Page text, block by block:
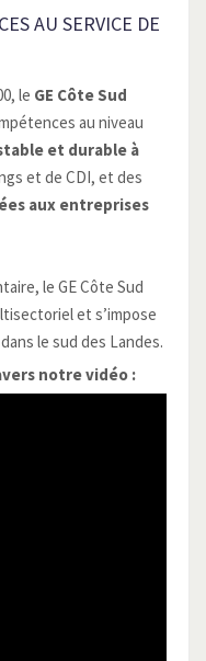
AU SERVICE DE
le GE Côte Sud
au niveau
et durable à
et de CDI, et des
aux entreprises
le GE Côte Sud
et s’impose
le sud des Landes.
notre vidéo :